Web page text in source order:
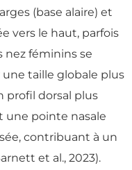
(base alaire) et
vers le haut, parfois
nez féminins se
taille globale plus
profil dorsal plus
une pointe nasale
contribuant à un
et al., 2023).